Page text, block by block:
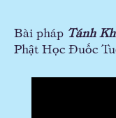
Bài pháp Tánh
Phật Học Đuốc